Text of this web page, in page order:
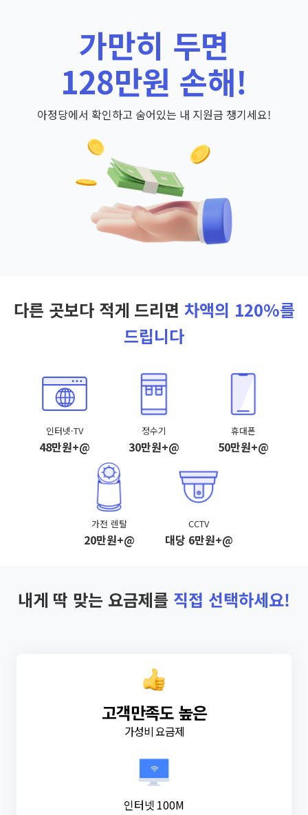
가만히 두면
128만원 손해!
아정당에서 확인하고 숨어있는 내 지원금 챙기세요!
다른 곳보다 적게 드리면 차액의 120%를
드립니다
인터넷·TV
48만원+@
정수기
30만원+@
휴대폰
50만원+@
가전 렌탈
20만원+@
CCTV
대당 6만원+@
내게 딱 맞는 요금제를 직접 선택하세요!
고객만족도 높은
가성비 요금제
인터넷 100M